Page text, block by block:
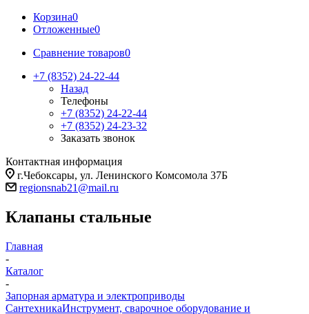
Корзина0
Отложенные0
Сравнение товаров0
+7 (8352) 24-22-44
Назад
Телефоны
+7 (8352) 24-22-44
+7 (8352) 24-23-32
Заказать звонок
Контактная информация
г.Чебоксары, ул. Ленинского Комсомола 37Б
regionsnab21@mail.ru
Клапаны стальные
Главная
-
Каталог
-
Запорная арматура и электроприводы
СантехникаИнструмент, сварочное оборудование и